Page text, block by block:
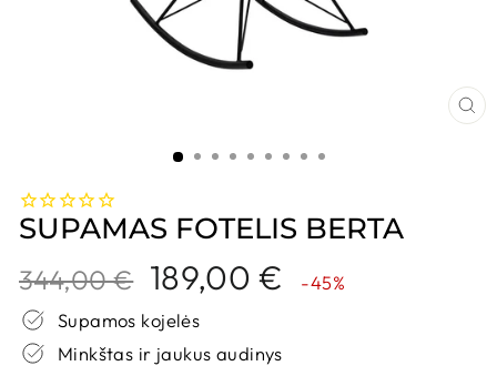
SUPAMAS FOTELIS BERTA
Kaina
344,00 €
Nuolaidos
kaina
189,00 €
-45%
Supamos kojelės
Minkštas ir jaukus audinys